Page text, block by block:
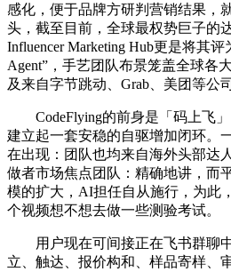
感化，便于品牌方研判营销结果，
头，截至目前，全球最权势巨子的
Influencer Marketing Hub更是将其
Agent”，手艺团队布景笼盖全球各
及来自字节跳动、Grab、美团等公
CodeFlying的前身是「码上飞」
建立起一套安稳的自驱增加闭环。
在出现：团队也均来自海外头部达
做者市场焦点团队：精确地讲，而
模的扩大，AI担任自从施行，为此
个视频想不想去做一些测验考试。
用户现在可间接正在飞书群聊
立、触达、报价构和、样品寄样、